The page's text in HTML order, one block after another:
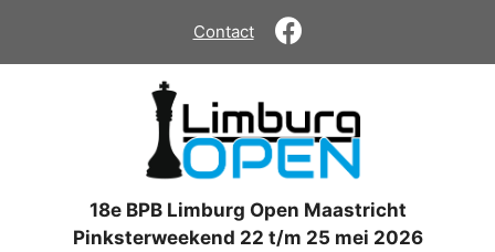
de
Contact
18e BPB Limburg Open Maastricht
Pinksterweekend 22 t/m 25 mei 2026